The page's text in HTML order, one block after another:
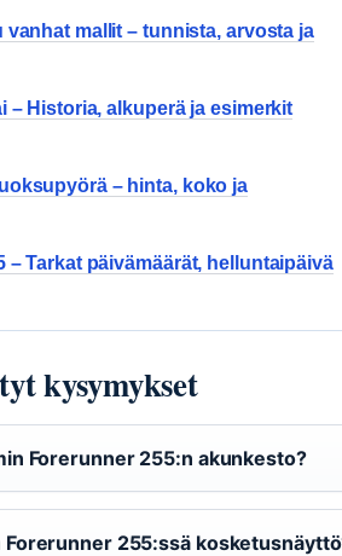
vanhat mallit – tunnista, arvosta ja
– Historia, alkuperä ja esimerkit
– hinta, koko ja
– Tarkat päivämäärät, helluntaipäivä
kysymykset
Forerunner 255:n akunkesto?
Forerunner 255:ssä